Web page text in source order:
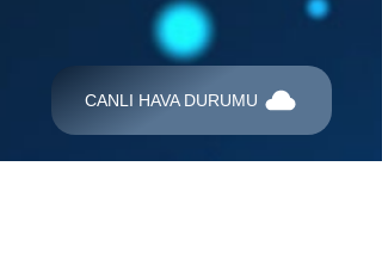
CANLI HAVA DURUMU